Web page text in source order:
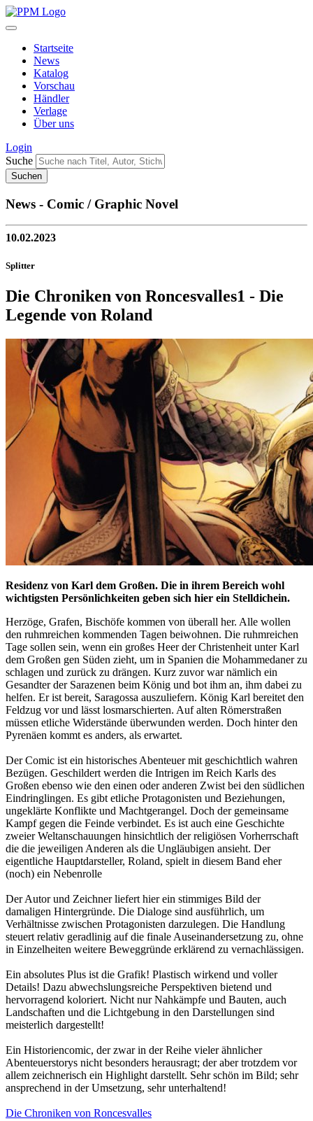
Startseite
News
Katalog
Vorschau
Händler
Verlage
Über uns
Login
Suche
News - Comic / Graphic Novel
10.02.2023
Splitter
Die Chroniken von Roncesvalles1 - Die
Legende von Roland
Residenz von Karl dem Großen. Die in ihrem Bereich wohl
wichtigsten Persönlichkeiten geben sich hier ein Stelldichein.
Herzöge, Grafen, Bischöfe kommen von überall her. Alle wollen
den ruhmreichen kommenden Tagen beiwohnen. Die ruhmreichen
Tage sollen sein, wenn ein großes Heer der Christenheit unter Karl
dem Großen gen Süden zieht, um in Spanien die Mohammedaner zu
schlagen und zurück zu drängen. Kurz zuvor war nämlich ein
Gesandter der Sarazenen beim König und bot ihm an, ihm dabei zu
helfen. Er ist bereit, Saragossa auszuliefern. König Karl bereitet den
Feldzug vor und lässt losmarschierten. Auf alten Römerstraßen
müssen etliche Widerstände überwunden werden. Doch hinter den
Pyrenäen kommt es anders, als erwartet.
Der Comic ist ein historisches Abenteuer mit geschichtlich wahren
Bezügen. Geschildert werden die Intrigen im Reich Karls des
Großen ebenso wie den einen oder anderen Zwist bei den südlichen
Eindringlingen. Es gibt etliche Protagonisten und Beziehungen,
ungeklärte Konflikte und Machtgerangel. Doch der gemeinsame
Kampf gegen die Feinde verbindet. Es ist auch eine Geschichte
zweier Weltanschauungen hinsichtlich der religiösen Vorherrschaft
die die jeweiligen Anderen als die Ungläubigen ansieht. Der
eigentliche Hauptdarsteller, Roland, spielt in diesem Band eher
(noch) ein Nebenrolle
Der Autor und Zeichner liefert hier ein stimmiges Bild der
damaligen Hintergründe. Die Dialoge sind ausführlich, um
Verhältnisse zwischen Protagonisten darzulegen. Die Handlung
steuert relativ geradlinig auf die finale Auseinandersetzung zu, ohne
in Einzelheiten weitere Beweggründe erklärend zu vernachlässigen.
Ein absolutes Plus ist die Grafik! Plastisch wirkend und voller
Details! Dazu abwechslungsreiche Perspektiven bietend und
hervorragend koloriert. Nicht nur Nahkämpfe und Bauten, auch
Landschaften und die Lichtgebung in den Darstellungen sind
meisterlich dargestellt!
Ein Historiencomic, der zwar in der Reihe vieler ähnlicher
Abenteuerstorys nicht besonders herausragt; der aber trotzdem vor
allem zeichnerisch ein Highlight darstellt. Sehr schön im Bild; sehr
ansprechend in der Umsetzung, sehr unterhaltend!
Die Chroniken von Roncesvalles